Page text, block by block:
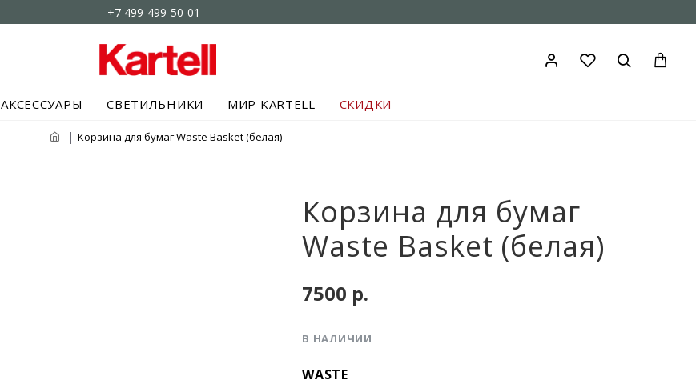
+7 499-499-50-01
АКСЕССУАРЫ СВЕТИЛЬНИКИ МИР KARTELL СКИДКИ
Корзина для бумаг Waste Basket (белая)
Корзина для бумаг
Waste Basket (белая)
В НАЛИЧИИ
WASTE
7500 р.